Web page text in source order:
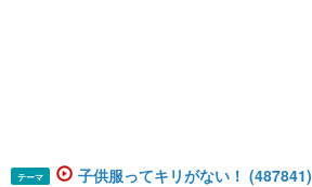
テーマ 子供服ってキリがない！ (487841)